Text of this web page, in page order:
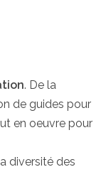
. De la
de guides pour
en oeuvre pour
diversité des